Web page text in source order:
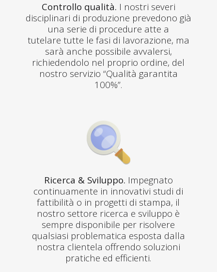
Controllo qualità. I nostri severi
disciplinari di produzione prevedono già
una serie di procedure atte a
tutelare tutte le fasi di lavorazione, ma
sarà anche possibile avvalersi,
richiedendolo nel proprio ordine, del
nostro servizio “Qualità garantita
100%”.
Ricerca & Sviluppo. Impegnato
continuamente in innovativi studi di
fattibilità o in progetti di stampa, il
nostro settore ricerca e sviluppo è
sempre disponibile per risolvere
qualsiasi problematica esposta dalla
nostra clientela offrendo soluzioni
pratiche ed efficienti.